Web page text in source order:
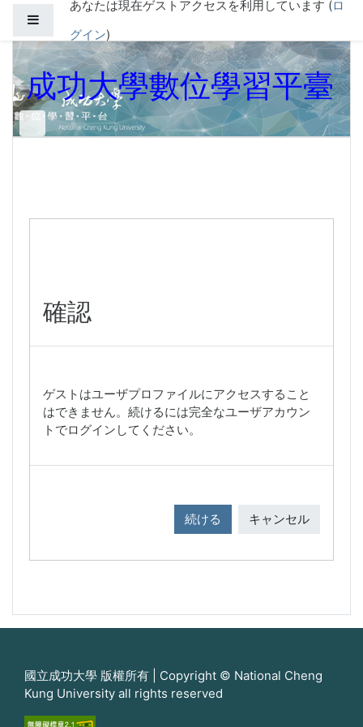
メインコンテンツへスキップする
あなたは現在ゲストアクセスを利用しています (ロ
グイン)
成功大學數位學習平臺
確認
ゲストはユーザプロファイルにアクセスすること
はできません。続けるには完全なユーザアカウン
トでログインしてください。
続ける キャンセル
國立成功大學 版權所有 | Copyright © National Cheng
Kung University all rights reserved